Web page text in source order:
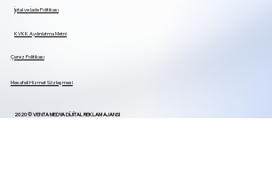
KVKK Aydınlatma Metni
Mesafeli HizmetSözleşmesi
Çerez Politikası
İptal ve İade Politikası
2020 © VENTA MEDYA DİJİTAL REKLAM AJANSI